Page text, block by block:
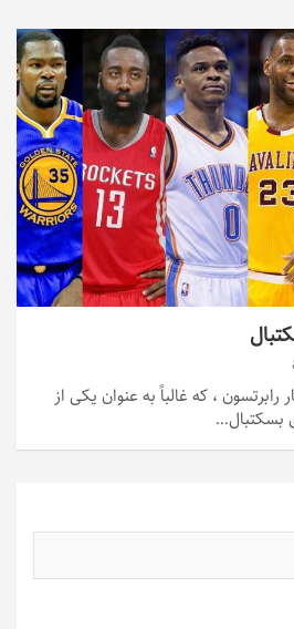
، که غالباً به عنوان یکی از
بسکتبال…